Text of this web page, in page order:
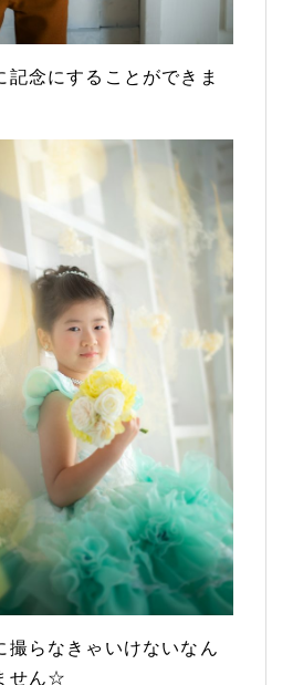
記念にすることができま
撮らなきゃいけないなん
せん☆